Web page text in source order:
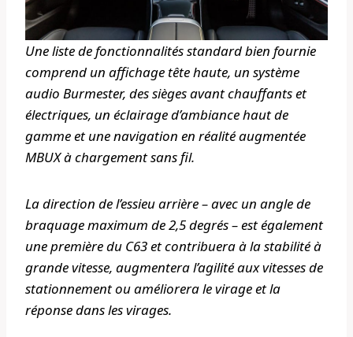
Une liste de fonctionnalités standard bien fournie
comprend un affichage tête haute, un système
audio Burmester, des sièges avant chauffants et
électriques, un éclairage d’ambiance haut de
gamme et une navigation en réalité augmentée
MBUX à chargement sans fil.
La direction de l’essieu arrière – avec un angle de
braquage maximum de 2,5 degrés – est également
une première du C63 et contribuera à la stabilité à
grande vitesse, augmentera l’agilité aux vitesses de
stationnement ou améliorera le virage et la
réponse dans les virages.